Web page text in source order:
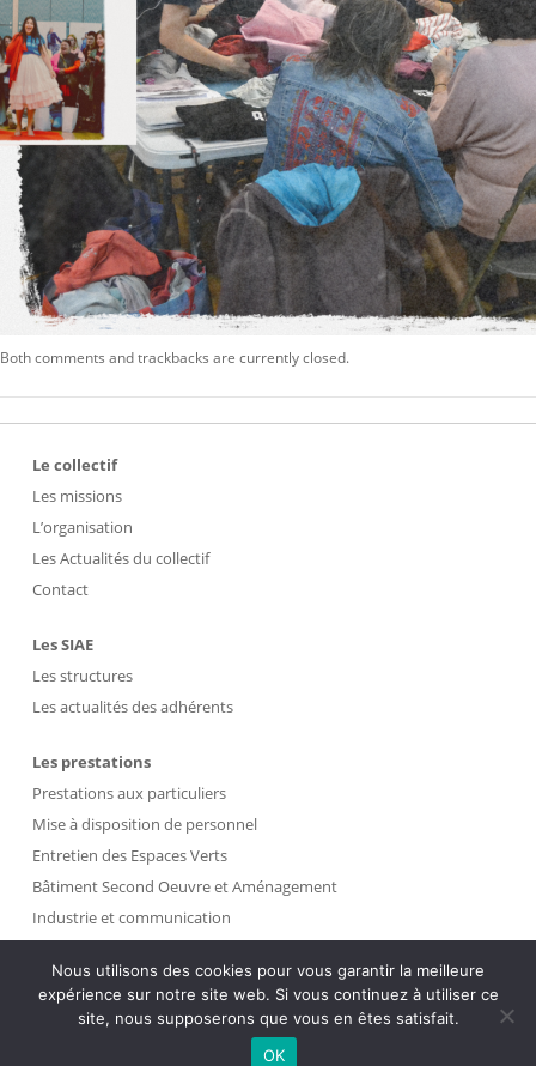
Both comments and trackbacks are currently closed.
Le collectif
Les missions
L’organisation
Les Actualités du collectif
Contact
Les SIAE
Les structures
Les actualités des adhérents
Les prestations
Prestations aux particuliers
Mise à disposition de personnel
Entretien des Espaces Verts
Bâtiment Second Oeuvre et Aménagement
Industrie et communication
Intranet
Nous utilisons des cookies pour vous garantir la meilleure
expérience sur notre site web. Si vous continuez à utiliser ce
site, nous supposerons que vous en êtes satisfait.
OK